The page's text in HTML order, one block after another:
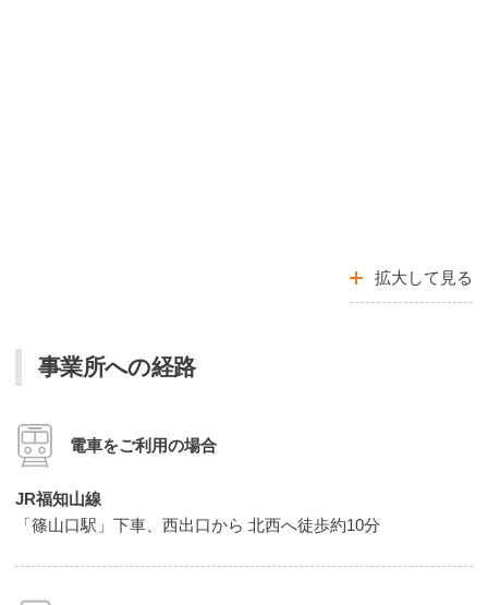
拡大して見る
事業所への経路
電車をご利用の場合
JR福知山線
「篠山口駅」下車、西出口から 北西へ徒歩約10分